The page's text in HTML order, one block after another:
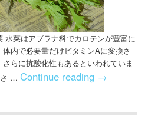
菜はアブラナ科でカロテンが豊富に
内で必要量だけビタミンAに変換さ
らに抗酸化性もあるといわれていま
… Continue reading →